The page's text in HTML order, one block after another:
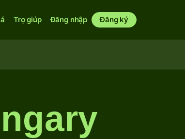
Trợ giúp Đăng nhập Đăng ký